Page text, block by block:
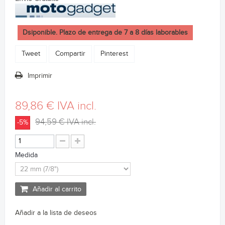
Dsiponible. Plazo de entrega de 7 a 8 días laborables
Tweet Compartir Pinterest
Imprimir
89,86 € IVA incl.
-5% 94,59 €IVA incl.
Medida
Añadir al carrito
Añadir a la lista de deseos